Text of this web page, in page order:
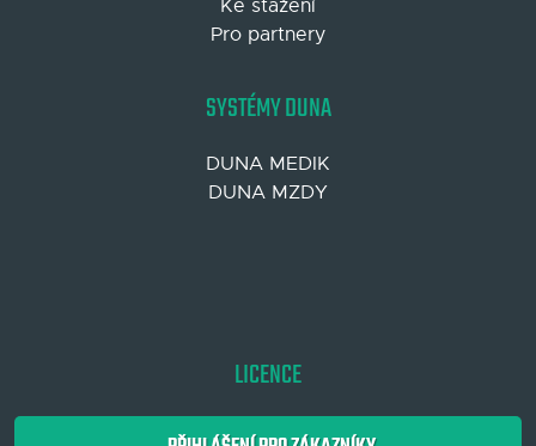
Ke stažení
Pro partnery
SYSTÉMY DUNA
DUNA MEDIK
DUNA MZDY
LICENCE